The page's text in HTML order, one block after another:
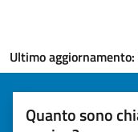
Ultimo aggiornamento:
Quanto sono